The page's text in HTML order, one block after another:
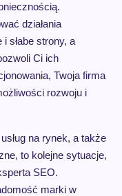
działania
słabe strony, a
Ci ich
Twoja firma
rozwoju i
na rynek, a także
to kolejne sytuacje,
SEO.
marki w